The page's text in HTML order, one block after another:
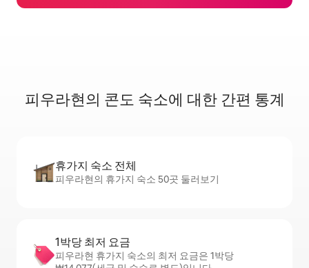
피우라현의 콘도 숙소에 대한 간편 통계
휴가지 숙소 전체
피우라현의 휴가지 숙소 50곳 둘러보기
1박당 최저 요금
피우라현 휴가지 숙소의 최저 요금은 1박당